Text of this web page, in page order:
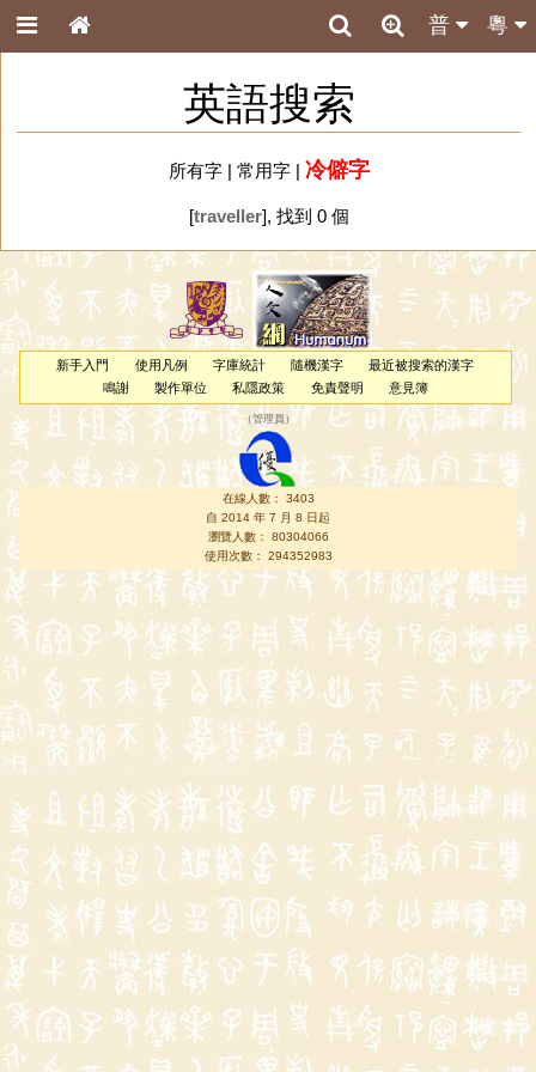
粵
普
英語搜索
所有字| 常用字| 冷僻字
[traveller], 找到 0 個
新手入門 使用凡例 字庫統計 隨機漢字
最近被搜索的漢字
鳴謝
製作單位 私隱政策 免責聲明 意見簿
（管理員 ）
在線人數： 3403
自 2014 年 7 月 8 日起
瀏覽人數： 80304066
使用次數： 294352983